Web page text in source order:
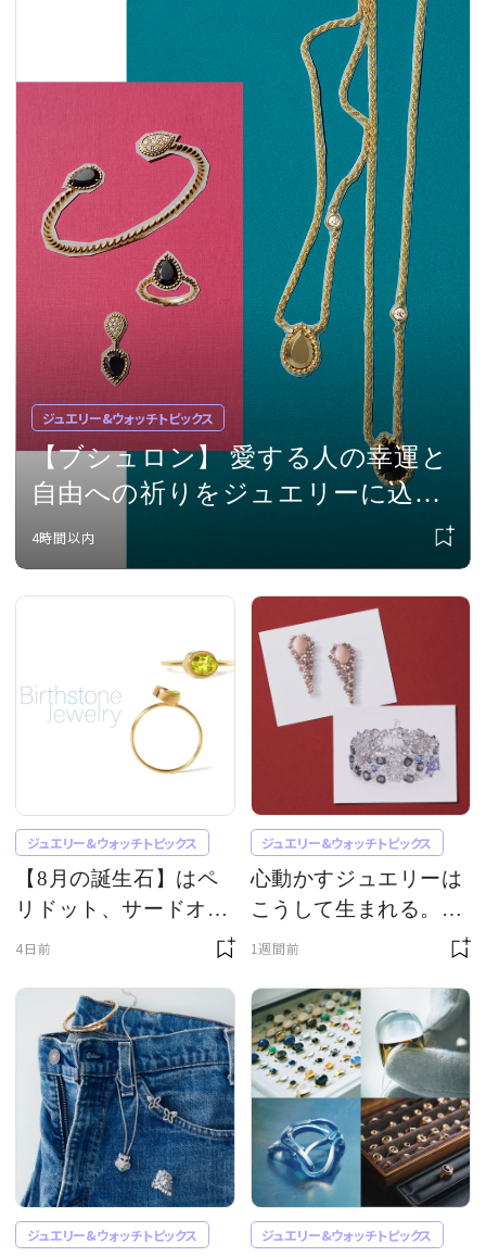
ジュエリー&ウォッチトピックス
【ブシュロン】 愛する人の幸運と
自由への祈りをジュエリーに込め
て
4時間以内
ジュエリー&ウォッチトピックス
【8月の誕生石】はペ
リドット、サードオニ
ックス、スピネル。幸
ような誕生石ジュエリ
4日前
ジュエリー&ウォッチトピックス
心動かすジュエリーは
こうして生まれる。4
つのメゾンが誇る職人
1週間前
ジュエリー&ウォッチトピックス ジュエリー&ウォッチトピックス